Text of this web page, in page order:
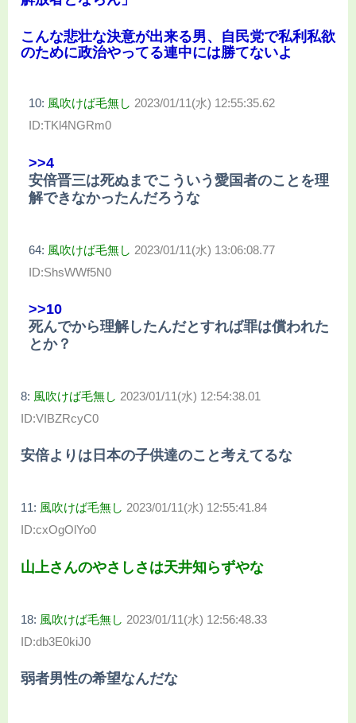
こんな悲壮な決意が出来る男、自民党で私利私欲
のために政治やってる連中には勝てないよ
10: 風吹けば毛無し 2023/01/11(水) 12:55:35.62
ID:TKl4NGRm0
>>4
安倍晋三は死ぬまでこういう愛国者のことを理
解できなかったんだろうな
64: 風吹けば毛無し 2023/01/11(水) 13:06:08.77
ID:ShsWWf5N0
>>10
死んでから理解したんだとすれば罪は償われた
とか？
8: 風吹けば毛無し 2023/01/11(水) 12:54:38.01
ID:VIBZRcyC0
安倍よりは日本の子供達のこと考えてるな
11: 風吹けば毛無し 2023/01/11(水) 12:55:41.84
ID:cxOgOlYo0
山上さんのやさしさは天井知らずやな
18: 風吹けば毛無し 2023/01/11(水) 12:56:48.33
ID:db3E0kiJ0
弱者男性の希望なんだな